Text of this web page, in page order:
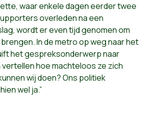
waar enkele dagen eerder twee
overleden na een
wordt er even tijd genomen om
In de metro op weg naar het
het gespreksonderwerp naar
hoe machteloos ze zich
wij doen? Ons politiek
wel ja.”